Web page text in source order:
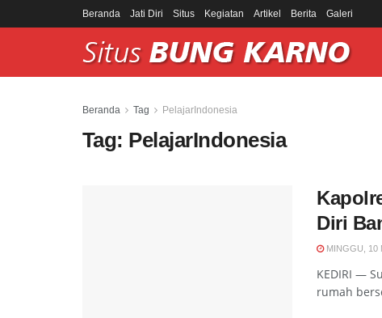
Beranda Jati Diri Situs Kegiatan Artikel Berita Galeri
Beranda Tag PelajarIndonesia
Tag: PelajarIndonesia
Diri
MINGGU, 10
KEDIRI —
rumah